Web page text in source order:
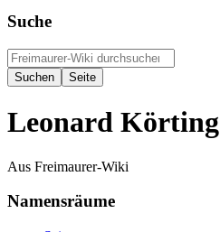
Suche
Leonard Körting
Aus Freimaurer-Wiki
Namensräume